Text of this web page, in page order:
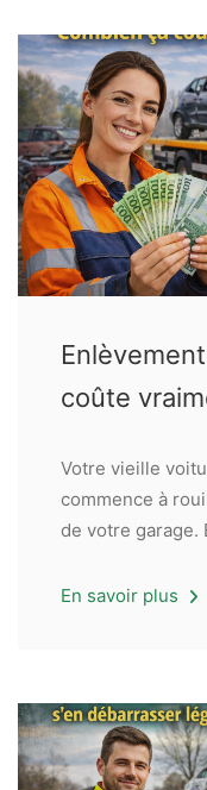
coûte
Votre vieille
commence à
de votre garage.
En savoir plus